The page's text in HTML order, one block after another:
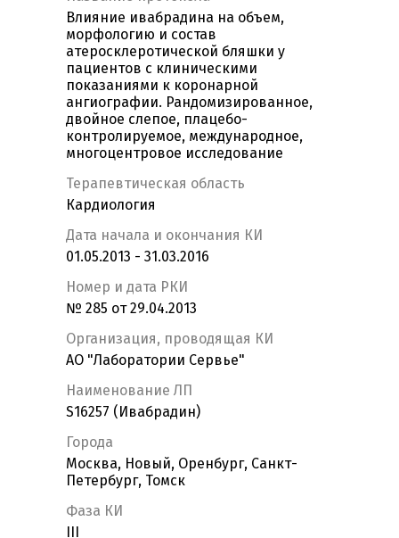
Влияние ивабрадина на объем,
морфологию и состав
атеросклеротической бляшки у
пациентов с клиническими
показаниями к коронарной
ангиографии. Рандомизированное,
двойное слепое, плацебо-
контролируемое, международное,
многоцентровое исследование
Терапевтическая область
Кардиология
Дата начала и окончания КИ
01.05.2013 - 31.03.2016
Номер и дата РКИ
№ 285 от 29.04.2013
Организация, проводящая КИ
АО "Лаборатории Сервье"
Наименование ЛП
S16257 (Ивабрадин)
Города
Москва, Новый, Оренбург, Санкт-
Петербург, Томск
Фаза КИ